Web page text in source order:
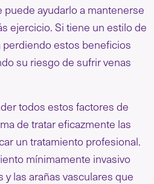
ayudarlo a mantenerse
ejercicio. Si tiene un estilo de
estos beneficios
su riesgo de sufrir venas
todos estos factores de
de tratar eficazmente las
un tratamiento profesional.
mínimamente invasivo
y las arañas vasculares que